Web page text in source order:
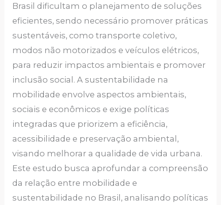
Brasil dificultam o planejamento de soluções
eficientes, sendo necessário promover práticas
sustentáveis, como transporte coletivo,
modos não motorizados e veículos elétricos,
para reduzir impactos ambientais e promover
inclusão social. A sustentabilidade na
mobilidade envolve aspectos ambientais,
sociais e econômicos e exige políticas
integradas que priorizem a eficiência,
acessibilidade e preservação ambiental,
visando melhorar a qualidade de vida urbana.
Este estudo busca aprofundar a compreensão
da relação entre mobilidade e
sustentabilidade no Brasil, analisando políticas